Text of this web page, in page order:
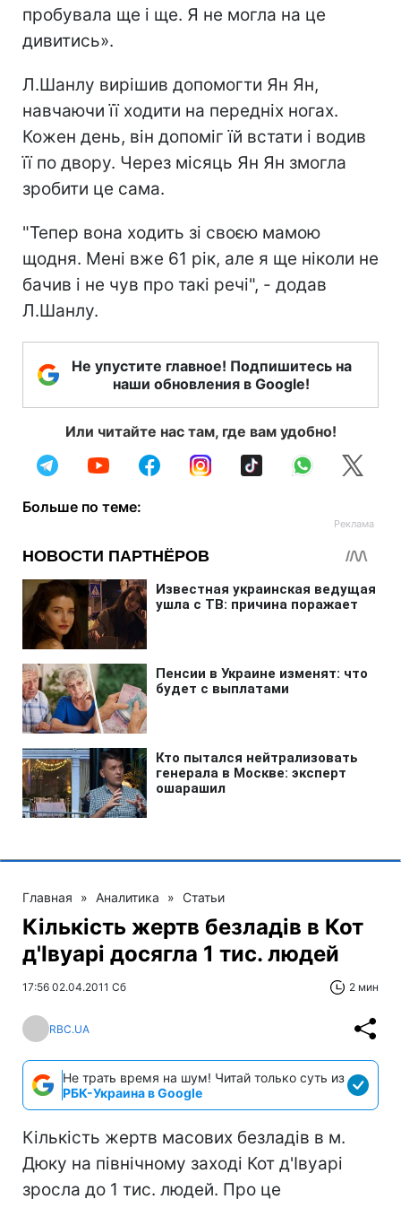
пробувала ще і ще. Я не могла на це
дивитись».
Л.Шанлу вирішив допомогти Ян Ян,
навчаючи її ходити на передніх ногах.
Кожен день, він допоміг їй встати і водив
її по двору. Через місяць Ян Ян змогла
зробити це сама.
"Тепер вона ходить зі своєю мамою
щодня. Мені вже 61 рік, але я ще ніколи не
бачив і не чув про такі речі", - додав
Л.Шанлу.
Не упустите главное! Подпишитесь на
наши обновления в Google!
Или читайте нас там, где вам удобно!
Больше по теме:
Главная » Аналитика » Статьи
Кількість жертв безладів в Кот
д'Івуарі досягла 1 тис. людей
17:56 02.04.2011 Сб 2 мин
RBC.UA
Не трать время на шум! Читай только суть из
РБК-Украина в Google
Кількість жертв масових безладів в м.
Дюку на північному заході Кот д'Івуарі
зросла до 1 тис. людей. Про це